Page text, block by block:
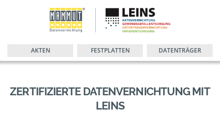
AKTEN FESTPLATTEN DATENTRÄGER
ZERTIFIZIERTE DATENVERNICHTUNG MIT
LEINS